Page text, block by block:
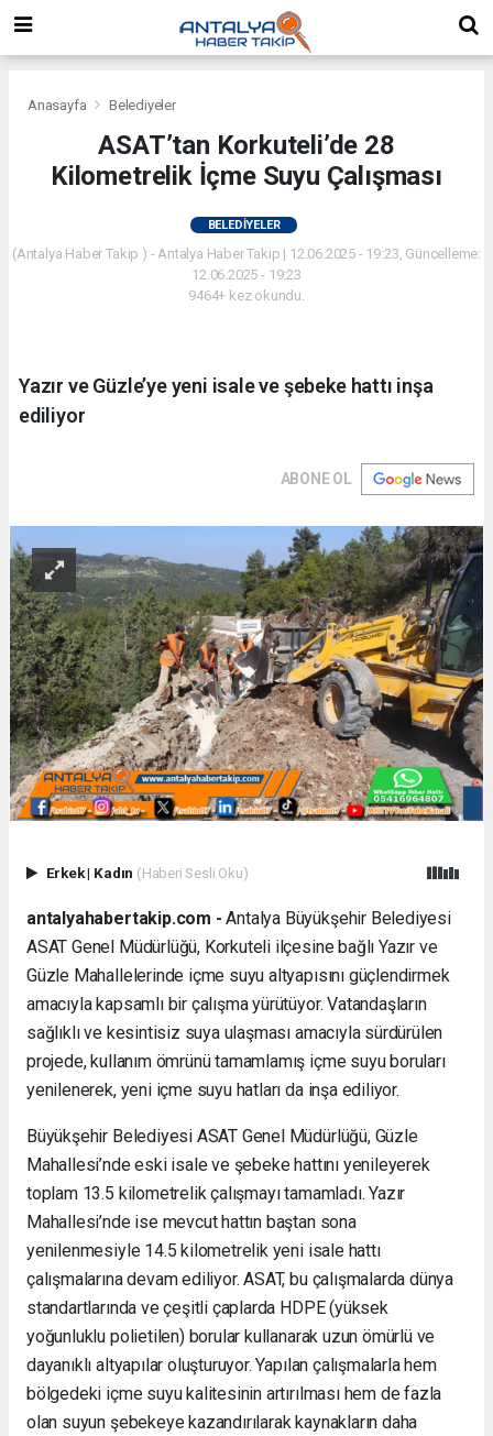
Anasayfa Belediyeler
ASAT’tan Korkuteli’de 28
Kilometrelik İçme Suyu Çalışması
BELEDIYELER
(Antalya Haber Takip ) - Antalya Haber Takip | 12.06.2025 - 19:23, Güncelleme:
12.06.2025 - 19:23
9464+ kez okundu.
Yazır ve Güzle’ye yeni isale ve şebeke hattı inşa
ediliyor
ABONE OL
Erkek| Kadın (Haberi Sesli Oku)
antalyahabertakip.com - Antalya Büyükşehir Belediyesi
ASAT Genel Müdürlüğü, Korkuteli ilçesine bağlı Yazır ve
Güzle Mahallelerinde içme suyu altyapısını güçlendirmek
amacıyla kapsamlı bir çalışma yürütüyor. Vatandaşların
sağlıklı ve kesintisiz suya ulaşması amacıyla sürdürülen
projede, kullanım ömrünü tamamlamış içme suyu boruları
yenilenerek, yeni içme suyu hatları da inşa ediliyor.
Büyükşehir Belediyesi ASAT Genel Müdürlüğü, Güzle
Mahallesi’nde eski isale ve şebeke hattını yenileyerek
toplam 13.5 kilometrelik çalışmayı tamamladı. Yazır
Mahallesi’nde ise mevcut hattın baştan sona
yenilenmesiyle 14.5 kilometrelik yeni isale hattı
çalışmalarına devam ediliyor. ASAT, bu çalışmalarda dünya
standartlarında ve çeşitli çaplarda HDPE (yüksek
yoğunluklu polietilen) borular kullanarak uzun ömürlü ve
dayanıklı altyapılar oluşturuyor. Yapılan çalışmalarla hem
bölgedeki içme suyu kalitesinin artırılması hem de fazla
olan suyun şebekeye kazandırılarak kaynakların daha